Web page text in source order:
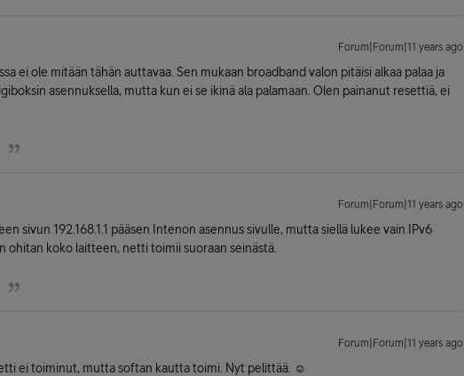
Forum|Forum|11 years ago
ei ole mitään tähän auttavaa. Sen mukaan broadband valon pitäisi alkaa palaa ja
asennuksella, mutta kun ei se ikinä ala palamaan. Olen painanut resettiä, ei
Forum|Forum|11 years ago
sivun 192.168.1.1 pääsen Intenon asennus sivulle, mutta siellä lukee vain IPv6
ohitan koko laitteen, netti toimii suoraan seinästä.
Forum|Forum|11 years ago
ei toiminut, mutta softan kautta toimi. Nyt pelittää. ☺